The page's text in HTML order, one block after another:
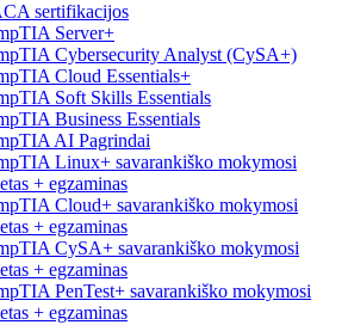
sertifikacijos
Server+
Cybersecurity Analyst (CySA+)
Cloud Essentials+
Soft Skills Essentials
Business Essentials
AI Pagrindai
Linux+ savarankiško mokymosi
+ egzaminas
Cloud+ savarankiško mokymosi
+ egzaminas
CySA+ savarankiško mokymosi
+ egzaminas
PenTest+ savarankiško mokymosi
+ egzaminas